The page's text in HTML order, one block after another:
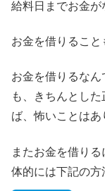
給料日までお金が
お金を借りること
お金を借りるな
も、きちんとし
ば、怖いことはあ
またお金を借り
体的には下記の方